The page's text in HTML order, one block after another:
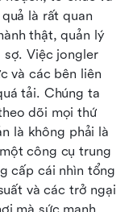
là rất quan
thật, quản lý
sợ. Việc jongler
và các bên liên
tải. Chúng ta
dõi mọi thứ
là không phải là
công cụ trung
cấp cái nhìn tổng
và các trở ngại
mà sức mạnh
lý dự án:
quản lý dự